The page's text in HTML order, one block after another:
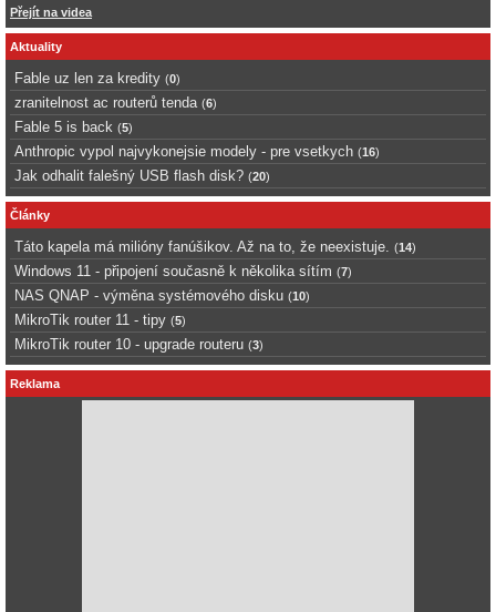
Přejít na videa
Aktuality
Fable uz len za kredity (0)
zranitelnost ac routerů tenda (6)
Fable 5 is back (5)
Anthropic vypol najvykonejsie modely - pre vsetkych (16)
Jak odhalit falešný USB flash disk? (20)
Články
Táto kapela má milióny fanúšikov. Až na to, že neexistuje. (14)
Windows 11 - připojení současně k několika sítím (7)
NAS QNAP - výměna systémového disku (10)
MikroTik router 11 - tipy (5)
MikroTik router 10 - upgrade routeru (3)
Reklama